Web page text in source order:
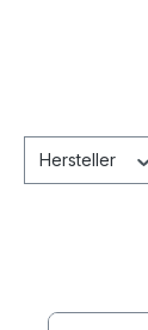
Hersteller